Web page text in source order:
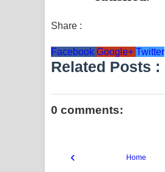
Share :
Facebook Google+ Twitter
Related Posts :
0 comments:
‹ Home